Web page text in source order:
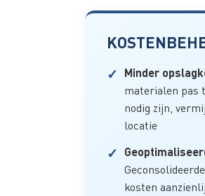
Minder
materialen pas
nodig zijn,
locatie
kosten